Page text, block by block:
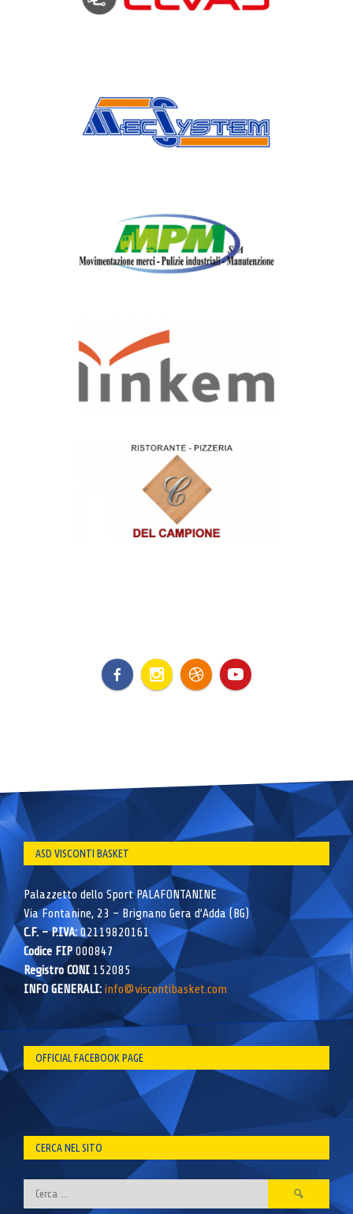
ASD VISCONTI BASKET
Palazzetto dello Sport PALAFONTANINE
Via Fontanine, 23 – Brignano Gera d’Adda (BG)
C.F. – P.IVA:02119820161
Codice FIP000847
Registro CONI 152085
INFO GENERALI: info@viscontibasket.com
OFFICIAL FACEBOOK PAGE
CERCA NEL SITO
Ricerca
per: